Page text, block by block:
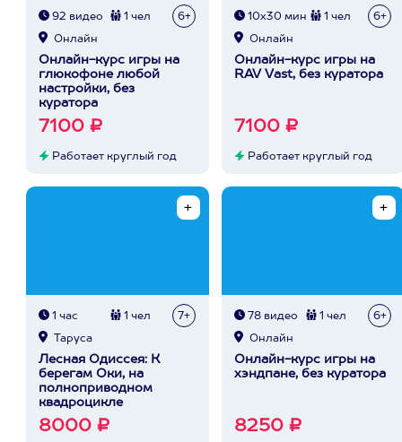
92 видео 1 чел 6+
Онлайн
Онлайн-курс игры на
глюкофоне любой
настройки, без
куратора
7100 ₽
Работает круглый год
10х30 мин 1 чел 6+
Онлайн
Онлайн-курс игры на
RAV Vast, без куратора
7100 ₽
Работает круглый год
1 час 1 чел 7+
Таруса
Лесная Одиссея: К
берегам Оки, на
полноприводном
квадроцикле
8000 ₽
78 видео 1 чел 6+
Онлайн
Онлайн-курс игры на
хэндпане, без куратора
8250 ₽